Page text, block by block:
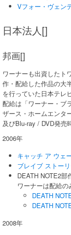
Vフォー・ヴェン
日本法人[]
邦画[]
ワーナーも出資したト
作・配給した作品の大
を行っていた日本テレ
配給は「ワーナー・ブ
ザース・ホームエンタ
及びBlu-ray / DVD発売
2006年
キャッチ ア ウェ
ブレイブ ストー
DEATH NOTE2部
ワーナーは配給の
DEATH
DEATH
2008年